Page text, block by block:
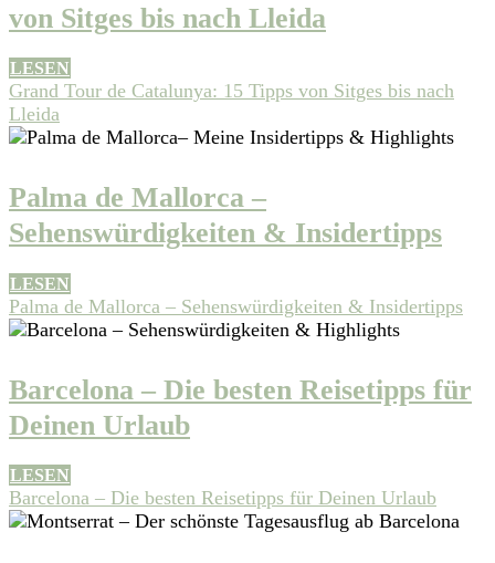
von Sitges bis nach Lleida
LESEN
Grand Tour de Catalunya: 15 Tipps von Sitges bis nach
Lleida
Palma de Mallorca –
Sehenswürdigkeiten & Insidertipps
LESEN
Palma de Mallorca – Sehenswürdigkeiten & Insidertipps
Barcelona – Die besten Reisetipps für
Deinen Urlaub
LESEN
Barcelona – Die besten Reisetipps für Deinen Urlaub